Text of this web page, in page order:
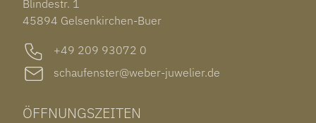
GARMIN VENU 3S
Blindestr. 1
45894 Gelsenkirchen-Buer
+49 209 93072 0
schaufenster@weber-juwelier.de
ÖFFNUNGSZEITEN